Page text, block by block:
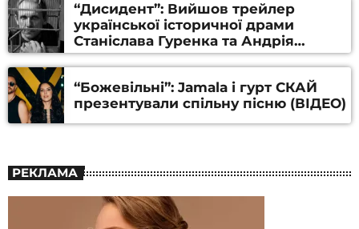
“Дисидент”: Вийшов трейлер
української історичної драми
Станіслава Гуренка та Андрія
Алфьорова (ВІДЕО)
“Божевільні”: Jamala і гурт СКАЙ
презентували спільну пісню (ВІДЕО)
РЕКЛАМА